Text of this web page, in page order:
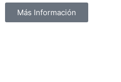
Más Información